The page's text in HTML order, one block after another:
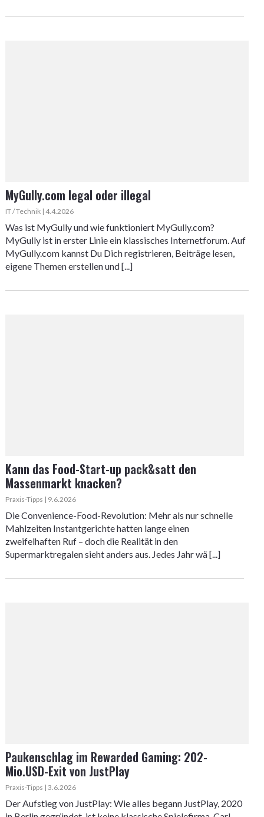
MyGully.com legal oder illegal
IT / Technik | 4.4.2026
Was ist MyGully und wie funktioniert MyGully.com?
MyGully ist in erster Linie ein klassisches Internetforum. Auf
MyGully.com kannst Du Dich registrieren, Beiträge lesen,
eigene Themen erstellen und [...]
Kann das Food-Start-up pack&satt den
Massenmarkt knacken?
Praxis-Tipps | 9.6.2026
Die Convenience-Food-Revolution: Mehr als nur schnelle
Mahlzeiten Instantgerichte hatten lange einen
zweifelhaften Ruf – doch die Realität in den
Supermarktregalen sieht anders aus. Jedes Jahr wä [...]
Paukenschlag im Rewarded Gaming: 202-
Mio.USD-Exit von JustPlay
Praxis-Tipps | 3.6.2026
Der Aufstieg von JustPlay: Wie alles begann JustPlay, 2020